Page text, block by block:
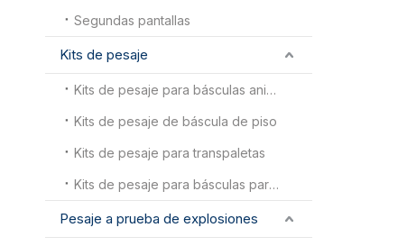
Segundas pantallas
Kits de pesaje
Kits de pesaje para básculas animales
Kits de pesaje de báscula de piso
Kits de pesaje para transpaletas
Kits de pesaje para básculas para camiones
Pesaje a prueba de explosiones